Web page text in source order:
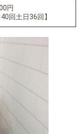
円
回土日36回】